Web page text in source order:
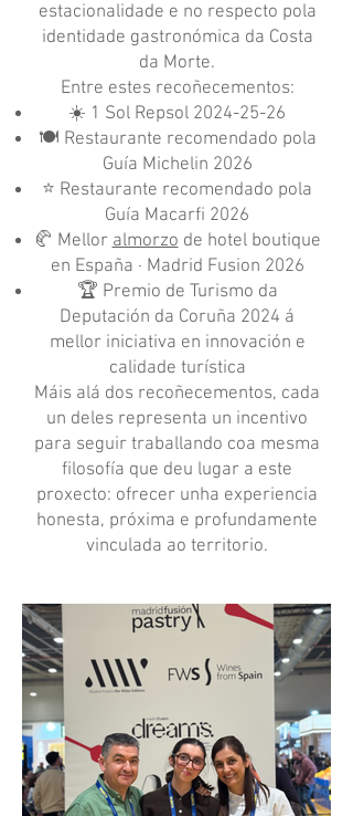
estacionalidade e no respecto pola
identidade gastronómica da Costa
da Morte.
Entre estes recoñecementos:
☀️ 1 Sol Repsol 2024-25-26
🍽️ Restaurante recomendado pola
Guía Michelin 2026
⭐ Restaurante recomendado pola
Guía Macarfi 2026
🥐 Melloralmorzode hotel boutique
en España · Madrid Fusion 2026
🏆 Premio de Turismo da
Deputación da Coruña 2024 á
mellor iniciativa en innovación e
calidade turística
Máis alá dos recoñecementos, cada
un deles representa un incentivo
para seguir traballando coa mesma
filosofía que deu lugar a este
proxecto: ofrecer unha experiencia
honesta, próxima e profundamente
vinculada ao territorio.